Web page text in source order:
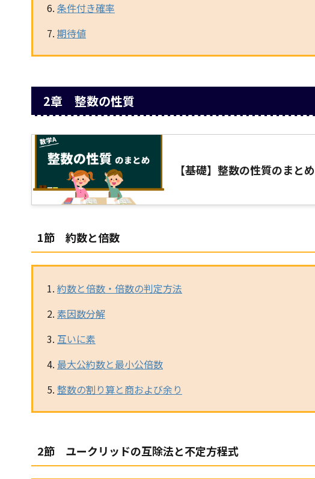
条件付き確率
期待値
2章 整数の性質
【基礎】整数の性質のまとめ
1節 約数と倍数
約数と倍数・倍数の判定方法
素因数分解
互いに素
最大公約数と最小公倍数
整数の割り算と商および余り
2節 ユークリッドの互除法と不定方程式